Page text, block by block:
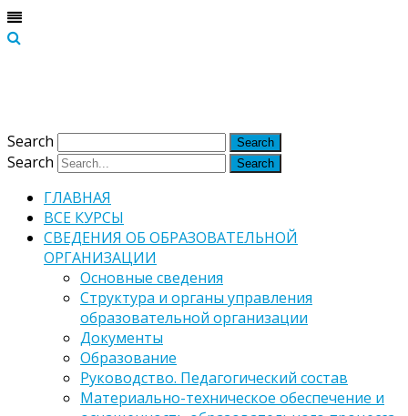
Search
Search
ГЛАВНАЯ
ВСЕ КУРСЫ
СВЕДЕНИЯ ОБ ОБРАЗОВАТЕЛЬНОЙ
ОРГАНИЗАЦИИ
Основные сведения
Структура и органы управления
образовательной организации
Документы
Образование
Руководство. Педагогический состав
Материально-техническое обеспечение и